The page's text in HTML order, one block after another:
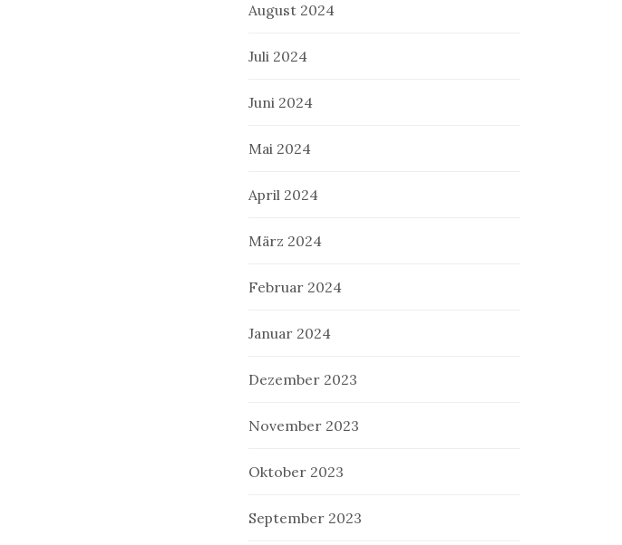
August 2024
Juli 2024
Juni 2024
Mai 2024
April 2024
März 2024
Februar 2024
Januar 2024
Dezember 2023
November 2023
Oktober 2023
September 2023